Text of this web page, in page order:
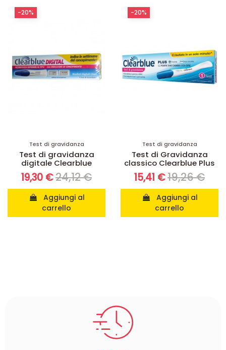
Test di gravidanza
Test di gravidanza
digitale Clearblue
19,30 €24,12 €
carrello
-20%
Test di gravidanza
Test di Gravidanza
classico Clearblue Plus
15,41 €19,26 €
carrello
-20%